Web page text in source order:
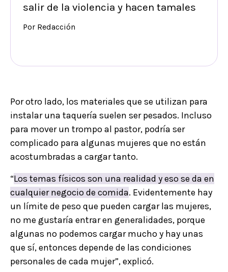
salir de la violencia y hacen tamales
Por Redacción
Por otro lado, los materiales que se utilizan para
instalar una taquería suelen ser pesados. Incluso
para mover un trompo al pastor, podría ser
complicado para algunas mujeres que no están
acostumbradas a cargar tanto.
“Los temas físicos son una realidad y eso se da en
cualquier negocio de comida. Evidentemente hay
un límite de peso que pueden cargar las mujeres,
no me gustaría entrar en generalidades, porque
algunas no podemos cargar mucho y hay unas
que sí, entonces depende de las condiciones
personales de cada mujer”, explicó.